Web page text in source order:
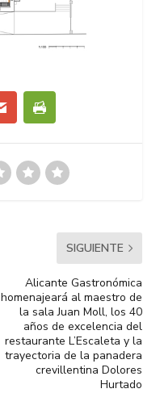
SIGUIENTE
Alicante Gastronómica
homenajeará al maestro de
la sala Juan Moll, los 40
años de excelencia del
restaurante L’Escaleta y la
trayectoria de la panadera
crevillentina Dolores
Hurtado